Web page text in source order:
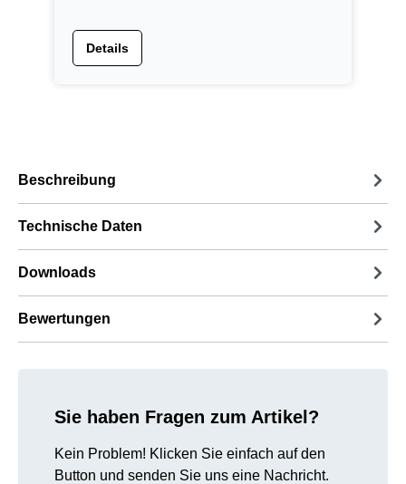
Details
Beschreibung
Technische Daten
Downloads
Bewertungen
Sie haben Fragen zum Artikel?
Kein Problem! Klicken Sie einfach auf den
Button und senden Sie uns eine Nachricht.